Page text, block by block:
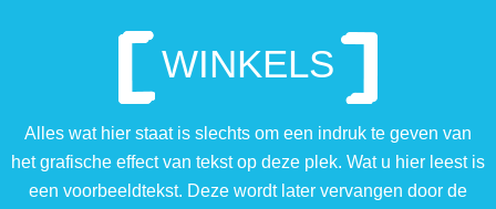
WINKELS
Alles wat hier staat is slechts om een indruk te geven van
het grafische effect van tekst op deze plek. Wat u hier leest is
een voorbeeldtekst. Deze wordt later vervangen door de